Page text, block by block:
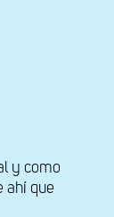
y como
ahí que